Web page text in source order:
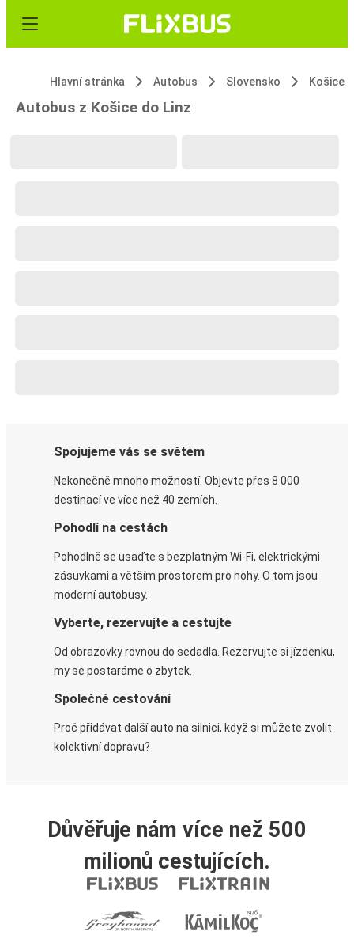
Hlavní stránka Autobus Slovensko Košice
Autobus z Košice do Linz
Spojujeme vás se světem
Nekonečně mnoho možností. Objevte přes 8 000
destinací ve více než 40 zemích.
Pohodlí na cestách
Pohodlně se usaďte s bezplatným Wi-Fi, elektrickými
zásuvkami a větším prostorem pro nohy. O tom jsou
moderní autobusy.
Vyberte, rezervujte a cestujte
Od obrazovky rovnou do sedadla. Rezervujte si jízdenku,
my se postaráme o zbytek.
Společné cestování
Proč přidávat další auto na silnici, když si můžete zvolit
kolektivní dopravu?
Důvěřuje nám více než 500
milionů cestujících.